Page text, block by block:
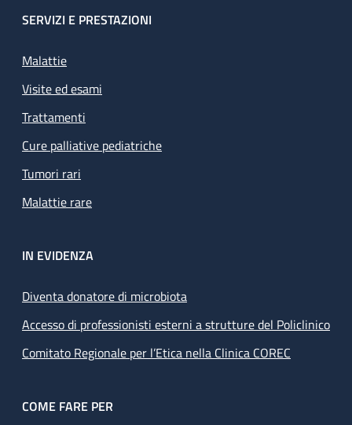
SERVIZI E PRESTAZIONI
Malattie
Visite ed esami
Trattamenti
Cure palliative pediatriche
Tumori rari
Malattie rare
IN EVIDENZA
Diventa donatore di microbiota
Accesso di professionisti esterni a strutture del Policlinico
Comitato Regionale per l’Etica nella Clinica COREC
COME FARE PER